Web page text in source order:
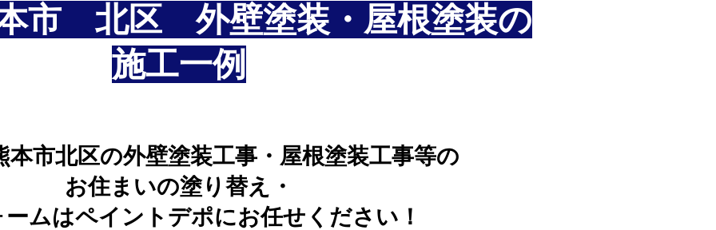
市 北区 外壁塗装・屋根塗装の
施工一例
市北区の外壁塗装工事・屋根塗装工事等の
お住まいの塗り替え・
ムはペイントデポにお任せください！